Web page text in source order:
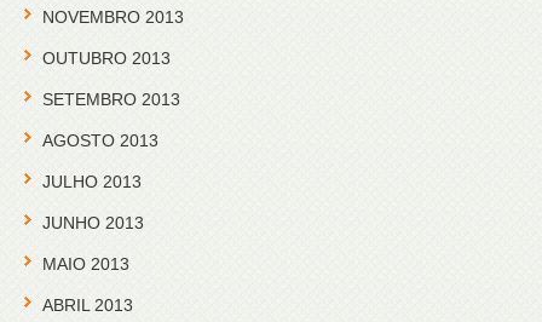
NOVEMBRO 2013
OUTUBRO 2013
SETEMBRO 2013
AGOSTO 2013
JULHO 2013
JUNHO 2013
MAIO 2013
ABRIL 2013